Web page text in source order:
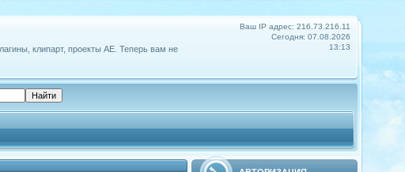
Ваш IP адрес: 216.73.216.11
Сегодня: 07.08.2026
13:13
клипарт, проекты АЕ. Теперь вам не